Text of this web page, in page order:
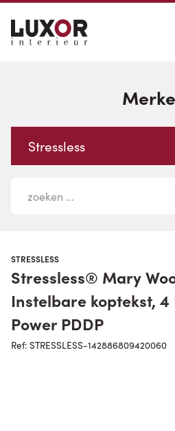
Stressless
STRESSLESS
Stressless® Mary
Instelbare koptekst,
Power PDDP
Ref: STRESSLESS-142886809420060